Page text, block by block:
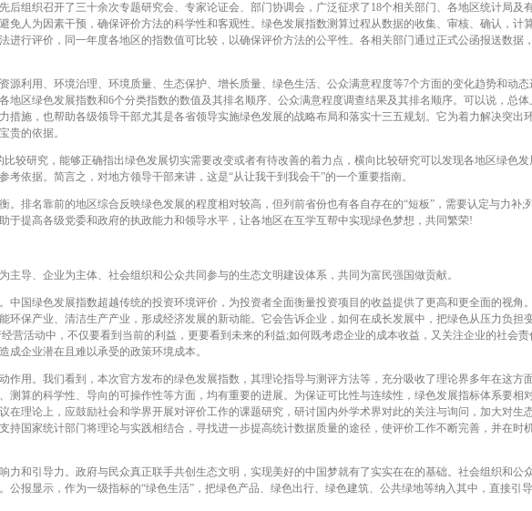
织召开了三十余次专题研究会、专家论证会、部门协调会，广泛征求了18个相关部门、各地区统计局及
免人为因素干预，确保评价方法的科学性和客观性。绿色发展指数测算过程从数据的收集、审核、确认，计
进行评价，同一年度各地区的指数值可比较，以确保评价方法的公平性。各相关部门通过正式公函报送数据
利用、环境治理、环境质量、生态保护、增长质量、绿色生活、公众满意程度等7个方面的变化趋势和动态
地区绿色发展指数和6个分类指数的数值及其排名顺序、公众满意程度调查结果及其排名顺序。可以说，总
措施，也帮助各级领导干部尤其是各省领导实施绿色发展的战略布局和落实十三五规划。它为着力解决突出
贵的依据。
研究，能够正确指出绿色发展切实需要改变或者有待改善的着力点，横向比较研究可以发现各地区绿色发
依据。简言之，对地方领导干部来讲，这是“从让我干到我会干”的一个重要指南。
排名靠前的地区综合反映绿色发展的程度相对较高，但列前省份也有各自存在的“短板”，需要认定与力补;
于提高各级党委和政府的执政能力和领导水平，让各地区在互学互帮中实现绿色梦想，共同繁荣!
导、企业为主体、社会组织和公众共同参与的生态文明建设体系，共同为富民强国做贡献。
国绿色发展指数超越传统的投资环境评价，为投资者全面衡量投资项目的收益提供了更高和更全面的视角
保产业、清洁生产产业，形成经济发展的新动能。它会告诉企业，如何在成长发展中，把绿色从压力负担
营活动中，不仅要看到当前的利益，更要看到未来的利益;如何既考虑企业的成本收益，又关注企业的社会
企业潜在且难以承受的政策环境成本。
用。我们看到，本次官方发布的绿色发展指数，其理论指导与测评方法等，充分吸收了理论界多年在这方
测算的科学性、导向的可操作性等方面，均有重要的进展。为保证可比性与连续性，绿色发展指标体系要相
在理论上，应鼓励社会和学界开展对评价工作的课题研究，研讨国内外学术界对此的关注与询问，加大对生
持国家统计部门将理论与实践相结合，寻找进一步提高统计数据质量的途径，使评价工作不断完善，并在时
和引导力。政府与民众真正联手共创生态文明，实现美好的中国梦就有了实实在在的基础。社会组织和公
公报显示，作为一级指标的“绿色生活”，把绿色产品、绿色出行、绿色建筑、公共绿地等纳入其中，直接引